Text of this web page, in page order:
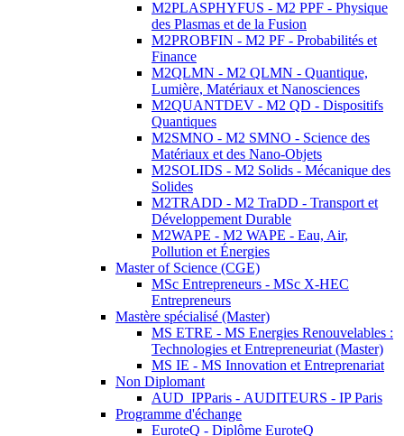
M2PLASPHYFUS - M2 PPF - Physique
des Plasmas et de la Fusion
M2PROBFIN - M2 PF - Probabilités et
Finance
M2QLMN - M2 QLMN - Quantique,
Lumière, Matériaux et Nanosciences
M2QUANTDEV - M2 QD - Dispositifs
Quantiques
M2SMNO - M2 SMNO - Science des
Matériaux et des Nano-Objets
M2SOLIDS - M2 Solids - Mécanique des
Solides
M2TRADD - M2 TraDD - Transport et
Développement Durable
M2WAPE - M2 WAPE - Eau, Air,
Pollution et Énergies
Master of Science (CGE)
MSc Entrepreneurs - MSc X-HEC
Entrepreneurs
Mastère spécialisé (Master)
MS ETRE - MS Energies Renouvelables :
Technologies et Entrepreneuriat (Master)
MS IE - MS Innovation et Entreprenariat
Non Diplomant
AUD_IPParis - AUDITEURS - IP Paris
Programme d'échange
EuroteQ - Diplôme EuroteQ